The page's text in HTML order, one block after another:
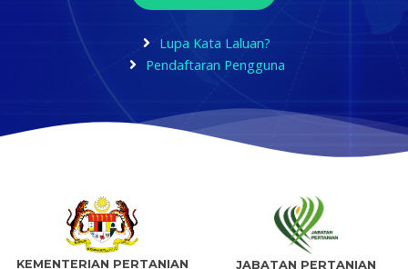
Lupa Kata Laluan?
Pendaftaran Pengguna
KEMENTERIAN PERTANIAN
JABATAN PERTANIAN